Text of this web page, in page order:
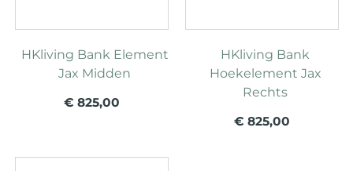
HKliving Bank Element
Jax Midden
€ 825,00
HKliving Bank
Hoekelement Jax
Rechts
€ 825,00